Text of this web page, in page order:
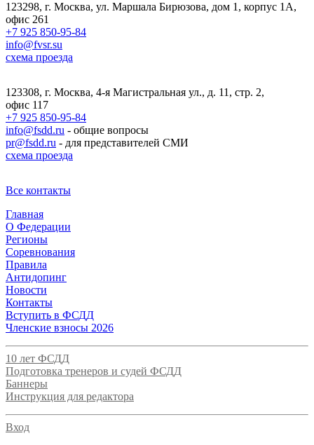
123298, г. Москва, ул. Маршала Бирюзова, дом 1, корпус 1А,
офис 261
+7 925 850-95-84
info@fvsr.su
схема проезда
123308, г. Москва, 4-я Магистральная ул., д. 11, стр. 2,
офис 117
+7 925 850-95-84
info@fsdd.ru - общие вопросы
pr@fsdd.ru - для представителей СМИ
схема проезда
Все контакты
Главная
О Федерации
Регионы
Соревнования
Правила
Антидопинг
Новости
Контакты
Вступить в ФСДД
Членские взносы 2026
10 лет ФСДД
Подготовка тренеров и судей ФСДД
Баннеры
Инструкция для редактора
Вход